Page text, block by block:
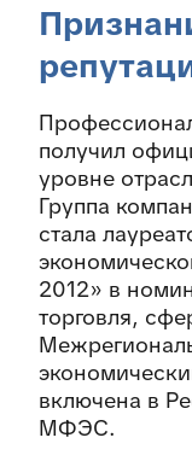
получил
уровне
Группа
стала
2012» в
торговля,
включена в
МФЭС.